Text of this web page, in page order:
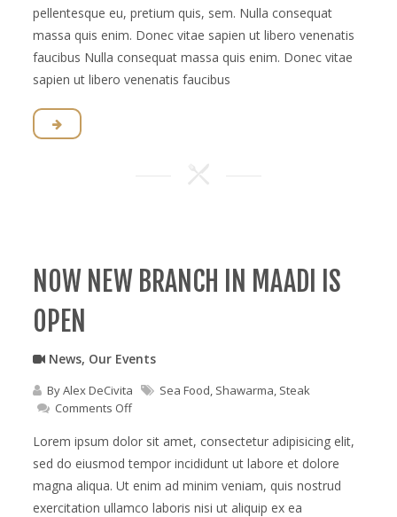
pellentesque eu, pretium quis, sem. Nulla consequat
massa quis enim. Donec vitae sapien ut libero venenatis
faucibus Nulla consequat massa quis enim. Donec vitae
sapien ut libero venenatis faucibus
NOW NEW BRANCH IN MAADI IS
OPEN
News, Our Events
ByAlex DeCivita Sea Food, Shawarma, Steak
Comments Offon
new
in
maadi
is
Lorem ipsum dolor sit amet, consectetur adipisicing elit,
sed do eiusmod tempor incididunt ut labore et dolore
magna aliqua. Ut enim ad minim veniam, quis nostrud
exercitation ullamco laboris nisi ut aliquip ex ea